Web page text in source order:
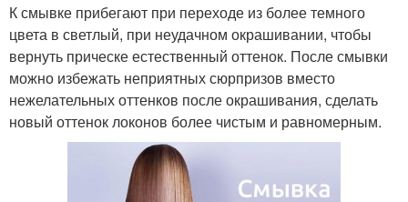
К смывке прибегают при переходе из более темного
цвета в светлый, при неудачном окрашивании, чтобы
вернуть прическе естественный оттенок. После смывки
можно избежать неприятных сюрпризов вместо
нежелательных оттенков после окрашивания, сделать
новый оттенок локонов более чистым и равномерным.